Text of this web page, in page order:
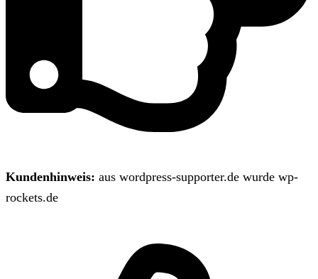
Kundenhinweis: aus wordpress-supporter.de wurde wp-
rockets.de